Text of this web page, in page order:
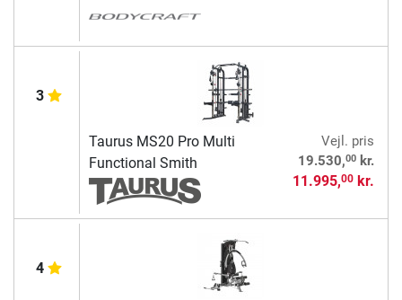
3
Taurus MS20 Pro Multi
Functional Smith
Vejl. pris
19.530,00kr.
11.995,00kr.
4